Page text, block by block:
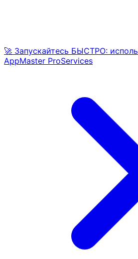
🚀 Запускайтесь БЫСТРО:
AppMaster ProServices